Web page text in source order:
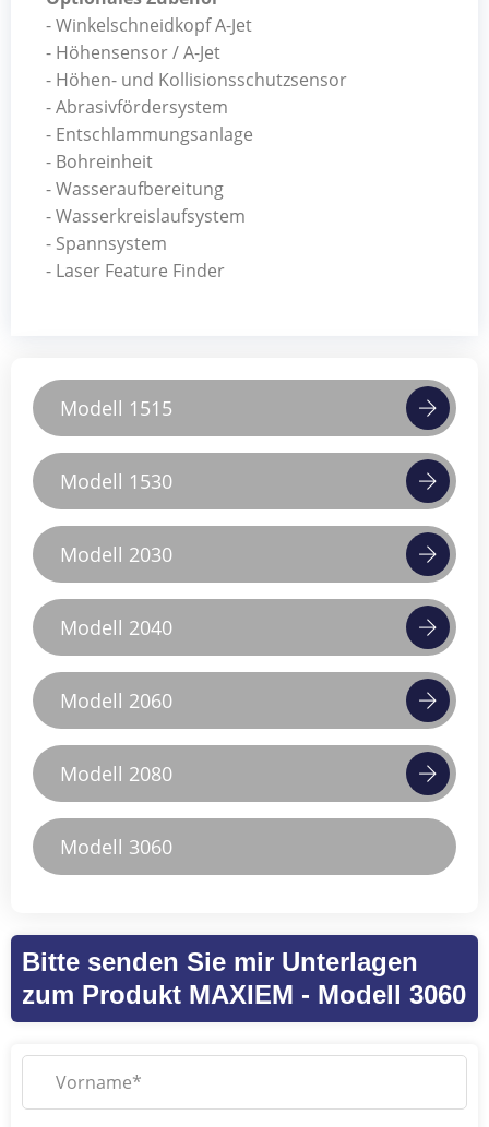
- Winkelschneidkopf A-Jet
- Höhensensor / A-Jet
- Höhen- und Kollisionsschutzsensor
- Abrasivfördersystem
- Entschlammungsanlage
- Bohreinheit
- Wasseraufbereitung
- Wasserkreislaufsystem
- Spannsystem
- Laser Feature Finder
Modell 1515
Modell 1530
Modell 2030
Modell 2040
Modell 2060
Modell 2080
Modell 3060
Bitte senden Sie mir Unterlagen
zum Produkt MAXIEM - Modell 3060